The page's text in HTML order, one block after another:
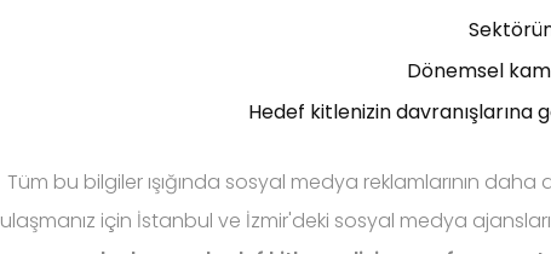
Dönemsel
Hedef kitlenizin davranışlarına
Tüm bu bilgiler ışığında sosyal medya reklamlarının
ulaşmanız için İstanbul ve İzmir'deki sosyal medya